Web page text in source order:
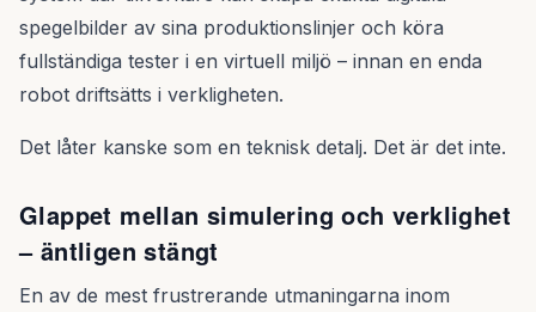
spegelbilder av sina produktionslinjer och köra
fullständiga tester i en virtuell miljö – innan en enda
robot driftsätts i verkligheten.
Det låter kanske som en teknisk detalj. Det är det inte.
Glappet mellan simulering och verklighet
– äntligen stängt
En av de mest frustrerande utmaningarna inom